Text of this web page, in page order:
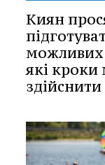
Киян
можливих
які
здійснити